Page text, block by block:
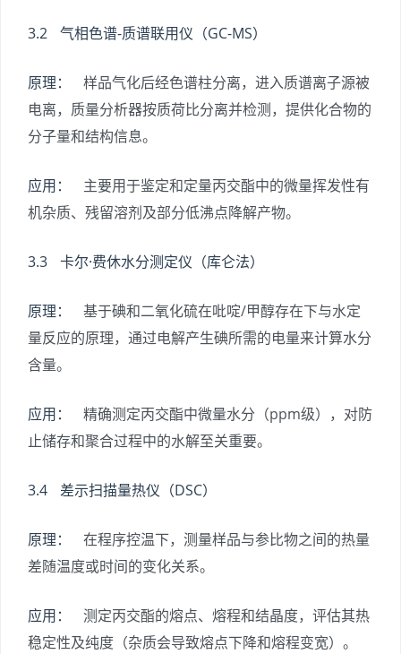
3.2 气相色谱-质谱联用仪（GC-MS）
原理：
样品气化后经色谱柱分离，进入质谱离子源被
电离，质量分析器按质荷比分离并检测，提供化合物的
分子量和结构信息。
应用：
主要用于鉴定和定量丙交酯中的微量挥发性有
机杂质、残留溶剂及部分低沸点降解产物。
3.3 卡尔·费休水分测定仪（库仑法）
原理：
基于碘和二氧化硫在吡啶/甲醇存在下与水定
量反应的原理，通过电解产生碘所需的电量来计算水分
含量。
应用：
精确测定丙交酯中微量水分（ppm级），对防
止储存和聚合过程中的水解至关重要。
3.4 差示扫描量热仪（DSC）
原理：
在程序控温下，测量样品与参比物之间的热量
差随温度或时间的变化关系。
应用：
测定丙交酯的熔点、熔程和结晶度，评估其热
稳定性及纯度（杂质会导致熔点下降和熔程变宽）。